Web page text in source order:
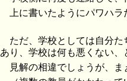
上に書いたようにパワハ
ただ、学校としては自分
あり、学校は何も悪くない、
見解の相違でしょうが、